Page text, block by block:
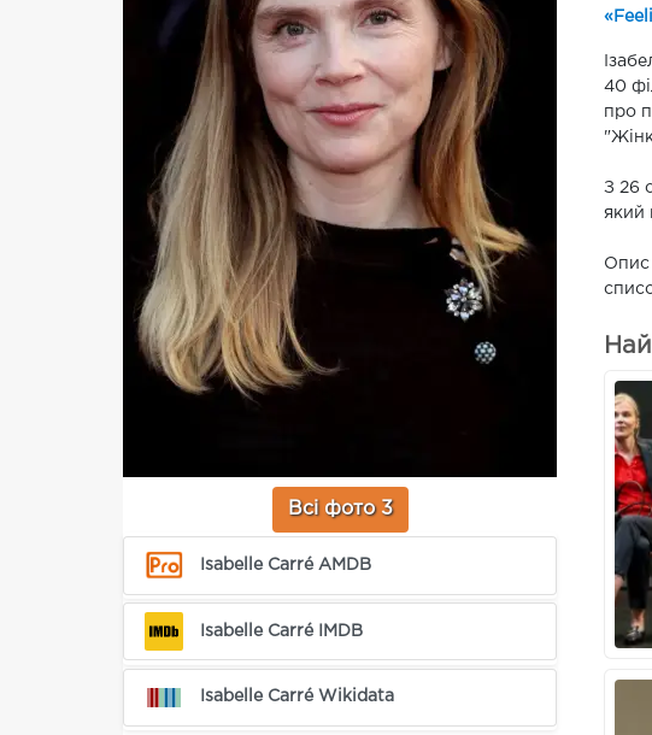
Всі фото 3
Isabelle Carré AMDB
Isabelle Carré IMDB
Isabelle Carré Wikidata
40
про
З 26
який
Опис